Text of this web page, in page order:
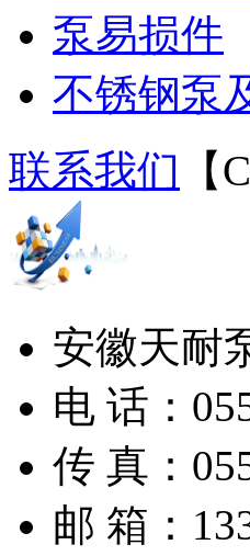
泵易损件
不锈钢泵
联系我们 【
安徽天耐
电 话：
传 真：
邮 箱：